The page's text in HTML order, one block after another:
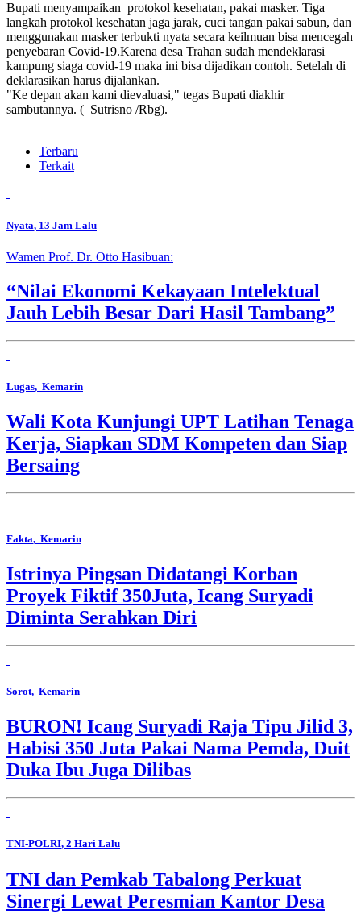
Bupati menyampaikan protokol kesehatan, pakai masker. Tiga
langkah protokol kesehatan jaga jarak, cuci tangan pakai sabun, dan
menggunakan masker terbukti nyata secara keilmuan bisa mencegah
penyebaran Covid-19.Karena desa Trahan sudah mendeklarasi
kampung siaga covid-19 maka ini bisa dijadikan contoh. Setelah di
deklarasikan harus dijalankan.
"Ke depan akan kami dievaluasi," tegas Bupati diakhir
sambutannya. ( Sutrisno /Rbg).
Terbaru
Terkait
Nyata, 13 Jam Lalu
Wamen Prof. Dr. Otto Hasibuan:
“Nilai Ekonomi Kekayaan Intelektual
Jauh Lebih Besar Dari Hasil Tambang”
Lugas, Kemarin
Wali Kota Kunjungi UPT Latihan Tenaga
Kerja, Siapkan SDM Kompeten dan Siap
Bersaing
Fakta, Kemarin
Istrinya Pingsan Didatangi Korban
Proyek Fiktif 350Juta, Icang Suryadi
Diminta Serahkan Diri
Sorot, Kemarin
BURON! Icang Suryadi Raja Tipu Jilid 3,
Habisi 350 Juta Pakai Nama Pemda, Duit
Duka Ibu Juga Dilibas
TNI-POLRI, 2 Hari Lalu
TNI dan Pemkab Tabalong Perkuat
Sinergi Lewat Peresmian Kantor Desa